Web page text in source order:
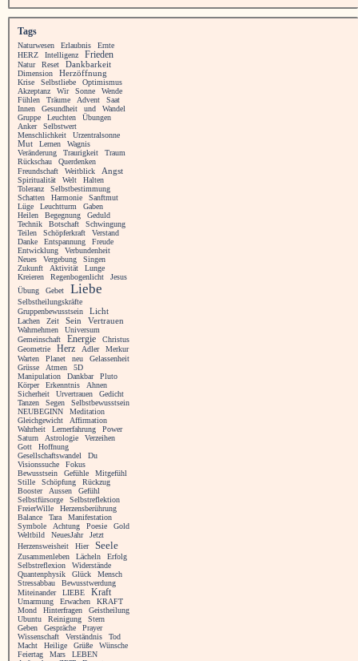
Tags
Naturwesen Erlaubnis
Ernte
HERZ
Intelligenz Frieden
Natur Reset
Dankbarkeit
Dimension
Herzöffnung
Krise
Selbstliebe
Optimismus
Akzeptanz
Wir Sonne
Wende
Fühlen
Träume Advent
Saat
Innen
Gesundheit und
Wandel
Gruppe
Leuchten
Übungen
Anker
Selbstwert
Menschlichkeit
Urzentralsonne
Mut
Lernen
Wagnis
Veränderung
Traurigkeit
Traum
Rückschau
Querdenken
Freundschaft
Weitblick Angst
Spiritualität Welt
Halten
Toleranz
Selbstbestimmung
Schatten
Harmonie
Sanftmut
Lüge
Leuchtturm
Gaben
Heilen
Begegnung
Geduld
Technik
Botschaft
Schwingung
Teilen
Schöpferkraft
Verstand
Danke
Entspannung
Freude
Entwicklung
Verbundenheit
Neues
Vergebung
Singen
Zukunft
Aktivität
Lunge
Kreieren
Regenbogenlicht
Jesus
Übung
Gebet Liebe
Selbstheilungskräfte
Gruppenbewusstsein
Licht
Lachen Zeit Sein Vertrauen
Wahrnehmen
Universum
Gemeinschaft
Energie
Christus
Geometrie
Herz Adler
Merkur
Warten
Planet neu
Gelassenheit
Grüsse
Atmen
5D
Manipulation
Dankbar
Pluto
Körper
Erkenntnis
Ahnen
Sicherheit
Urvertrauen
Gedicht
Tanzen
Segen
Selbstbewusstsein
NEUBEGINN
Meditation
Gleichgewicht
Affirmation
Wahrheit
Lernerfahrung
Power
Saturn
Astrologie
Verzeihen
Gott
Hoffnung
Gesellschaftswandel
Du
Visionssuche
Fokus
Bewusstsein
Gefühle
Mitgefühl
Stille
Schöpfung
Rückzug
Booster
Aussen
Gefühl
Selbstfürsorge
Selbstreflektion
FreierWille
Herzensberührung
Balance
Tara
Manifestation
Symbole
Achtung Poesie
Gold
Weltbild
NeuesJahr
Jetzt
Herzensweisheit
Hier Seele
Zusammenleben Lächeln
Erfolg
Selbstreflexion
Widerstände
Quantenphysik
Glück
Mensch
Stressabbau
Bewusstwerdung
Miteinander
LIEBE Kraft
Umarmung Erwachen
KRAFT
Mond
Hinterfragen
Geistheilung
Ubuntu
Reinigung
Stern
Geben
Gespräche
Prayer
Wissenschaft
Verständnis
Tod
Macht
Heilige Grüße
Wünsche
Feiertag
Mars
LEBEN